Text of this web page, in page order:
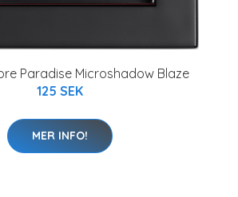
Paradise Microshadow Blaze
125 SEK
MER INFO!